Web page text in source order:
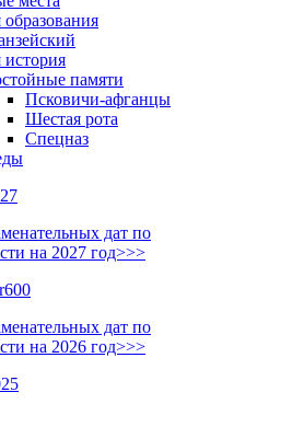
памяти
Псковичи-афганцы
Шестая рота
Спецназ
дат по
на 2027 год>>>
дат по
на 2026 год>>>